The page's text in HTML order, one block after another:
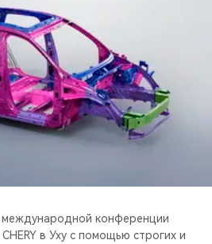
конференции
в Уху с помощью строгих и